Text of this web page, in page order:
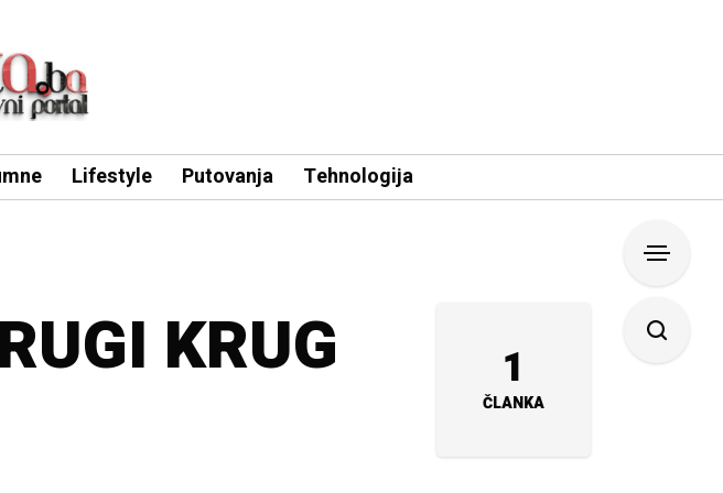
Lifestyle Putovanja Tehnologija
KRUG 1
ČLANKA